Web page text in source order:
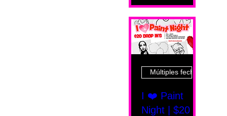
Múltiples fechas
I ❤️ Paint
Night | $20